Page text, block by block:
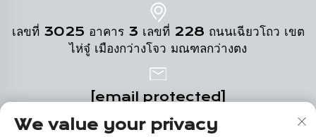
เลขที่ 3025 อาคาร 3 เลขที่ 228 ถนนเฉียวโถว เขต
ไห่จู๋ เมืองกว่างโจว มณฑลกว่างตง
[email protected]
We value your privacy